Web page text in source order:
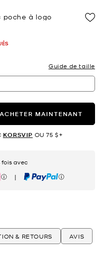
poche à logo
Guide de taille
ACHETER MAINTENANT
KORSVIP OU 75 $+
fois avec
| PayPal
& RETOURS AVIS